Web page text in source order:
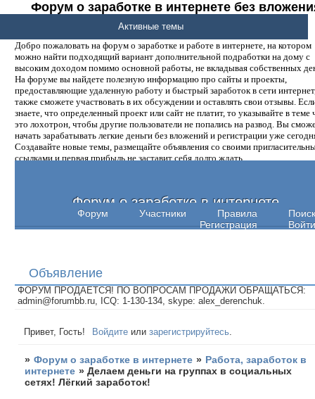
Форум о заработке в интернете без
денег.
Добро пожаловать на форум о заработке и работе в интернете, на котором
можно найти подходящий вариант дополнительной подработки на дому с
высоким доходом помимо основной работы, не вкладывая собственных
На форуме вы найдете полезную информацию про сайты и проекты,
предоставляющие удаленную работу и быстрый заработок в сети
также сможете участвовать в их обсуждении и оставлять свои отзывы.
знаете, что определенный проект или сайт не платит, то указывайте в теме
это лохотрон, чтобы другие пользователи не попались на развод. Вы
начать зарабатывать легкие деньги без вложений и регистрации уже
Создавайте новые темы, размещайте объявления со своими
ссылками и первая прибыль не заставит себя долго ждать.
Форум о заработке в интернете
Форум Участники Правила
Поиск
Регистрация
Войти
Активные темы
Объявление
ФОРУМ ПРОДАЕТСЯ! ПО ВОПРОСАМ ПРОДАЖИ ОБРАЩАТЬСЯ:
admin@forumbb.ru, ICQ: 1-130-134, skype: alex_derenchuk.
Привет, Гость! Войдите илизарегистрируйтесь
» Форум о заработке в интернете » Работа, заработок в
интернете »Делаем деньги на группах в социальных
сетях! Лёгкий заработок!